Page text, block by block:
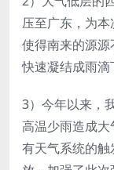
压至广东，为本
使得南来的源源
快速凝结成雨滴
3）今年以来，
高温少雨造成
有天气系统的